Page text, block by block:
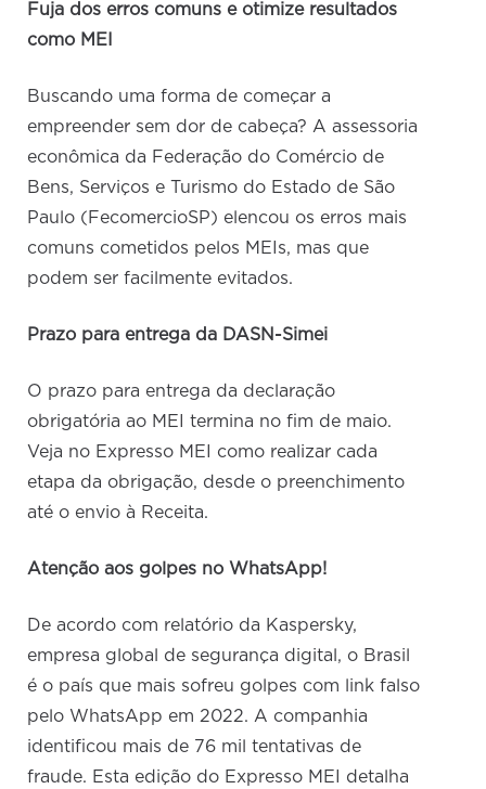
Fuja dos erros comuns e otimize resultados
como MEI
Buscando uma forma de começar a
empreender sem dor de cabeça? A assessoria
econômica da Federação do Comércio de
Bens, Serviços e Turismo do Estado de São
Paulo (FecomercioSP) elencou os erros mais
comuns cometidos pelos MEIs, mas que
podem ser facilmente evitados.
Prazo para entrega da DASN-Simei
O prazo para entrega da declaração
obrigatória ao MEI termina no fim de maio.
Veja no Expresso MEI como realizar cada
etapa da obrigação, desde o preenchimento
até o envio à Receita.
Atenção aos golpes no WhatsApp!
De acordo com relatório da Kaspersky,
empresa global de segurança digital, o Brasil
é o país que mais sofreu golpes com link falso
pelo WhatsApp em 2022. A companhia
identificou mais de 76 mil tentativas de
fraude. Esta edição do Expresso MEI detalha